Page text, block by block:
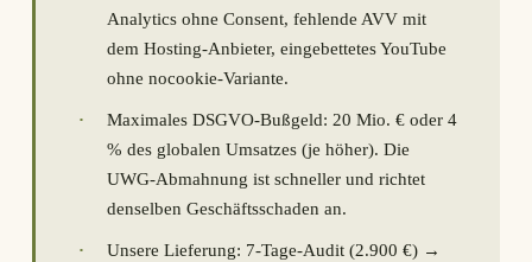
Analytics ohne Consent, fehlende AVV mit
dem Hosting-Anbieter, eingebettetes YouTube
ohne nocookie-Variante.
·
Maximales DSGVO-Bußgeld: 20 Mio. € oder 4
% des globalen Umsatzes (je höher). Die
UWG-Abmahnung ist schneller und richtet
denselben Geschäftsschaden an.
·
Unsere Lieferung: 7-Tage-Audit (2.900 €) →